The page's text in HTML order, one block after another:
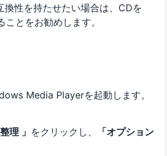
換性を持たせたい場合は、CDを
とをお勧めします。
Media Playerを起動します。
整理 」 をクリックし、
「オプション